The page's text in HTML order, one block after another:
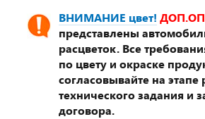
ВНИМАНИЕ цвет!
представлены
расцветок. Все
по цвету и окраске
согласовывайте на этапе
технического задания и
договора.